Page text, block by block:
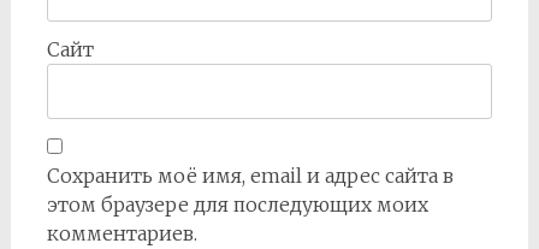
Сайт
Сохранить моё имя, email и адрес сайта в
этом браузере для последующих моих
комментариев.